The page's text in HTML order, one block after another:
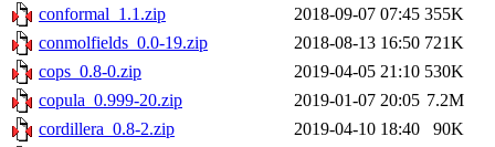
conformal_1.1.zip
2018-09-07 07:45 355K
conmolfields_0.0-19.zip
2018-08-13 16:50 721K
cops_0.8-0.zip
2019-04-05 21:10 530K
copula_0.999-20.zip
2019-01-07 20:05 7.2M
cordillera_0.8-2.zip
2019-04-10 18:40
90K